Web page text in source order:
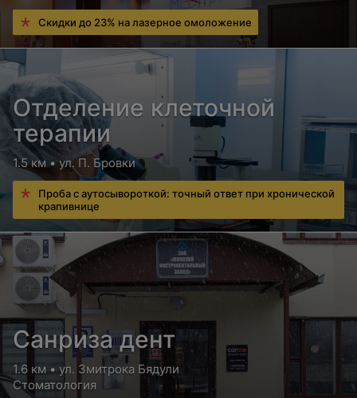
Скидки до 23% на лазерное омоложение
Отделение клеточной
терапии
1.5 км • ул. П. Бровки
Проба с аутосывороткой: точный ответ при хронической
крапивнице
Санриза дент
1.6 км • ул. Змитрока Бядули
Стоматология